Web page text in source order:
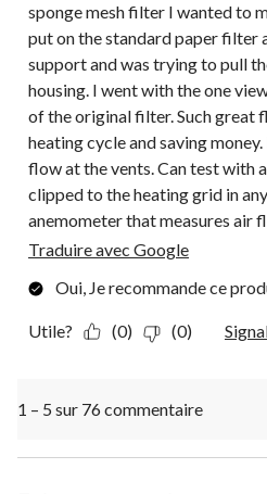
sponge mesh filter I wanted to
put on the standard paper filter
support and was trying to pull
housing. I went with the one
of the original filter. Such great
heating cycle and saving
flow at the vents. Can test with
clipped to the heating grid in
anemometer that measures air
Traduire avec Google
Oui, Je recommande ce
Utile? (0) (0)
1 – 5 sur 76 commentaire